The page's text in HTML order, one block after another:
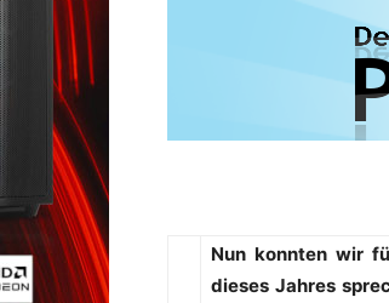
Nun konnten wir
dieses Jahres